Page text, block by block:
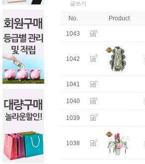
글쓰기
No. Product
1043
1042
1041
1040
1039
1038